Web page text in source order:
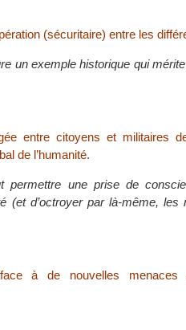
(sécuritaire) entre les
un exemple historique qui
entre citoyens et militaires
de l’humanité.
permettre une prise de
(et d’octroyer par là-même, les
à de nouvelles menaces